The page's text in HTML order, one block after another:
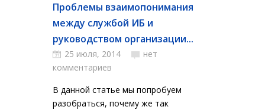
Проблемы взаимопонимания
между службой ИБ и
руководством организации...
25 июля, 2014
нет
комментариев
В данной статье мы попробуем
разобраться, почему же так